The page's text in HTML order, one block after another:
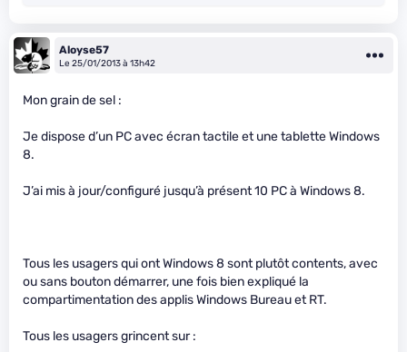
Aloyse57
Le 25/01/2013 à 13h42
Mon grain de sel :
Je dispose d’un PC avec écran tactile et une tablette Windows
8.
J’ai mis à jour/configuré jusqu’à présent 10 PC à Windows 8.
Tous les usagers qui ont Windows 8 sont plutôt contents, avec
ou sans bouton démarrer, une fois bien expliqué la
compartimentation des applis Windows Bureau et RT.
Tous les usagers grincent sur :